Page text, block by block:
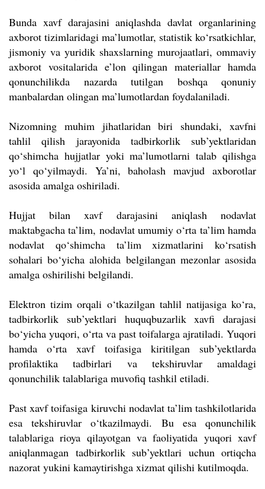
Bunda xavf darajasini aniqlashda davlat organlarining
axborot tizimlaridagi ma’lumotlar, statistik ko‘rsatkichlar,
jismoniy va yuridik shaxslarning murojaatlari, ommaviy
axborot vositalarida e’lon qilingan materiallar hamda
qonunchilikda nazarda tutilgan boshqa qonuniy
manbalardan olingan ma’lumotlardan foydalaniladi.
Nizomning muhim jihatlaridan biri shundaki, xavfni
tahlil qilish jarayonida tadbirkorlik sub’yektlaridan
qo‘shimcha hujjatlar yoki ma’lumotlarni talab qilishga
yo‘l qo‘yilmaydi. Ya’ni, baholash mavjud axborotlar
asosida amalga oshiriladi.
Hujjat bilan xavf darajasini aniqlash nodavlat
maktabgacha ta’lim, nodavlat umumiy o‘rta ta’lim hamda
nodavlat qo‘shimcha ta’lim xizmatlarini ko‘rsatish
sohalari bo‘yicha alohida belgilangan mezonlar asosida
amalga oshirilishi belgilandi.
Elektron tizim orqali o‘tkazilgan tahlil natijasiga ko‘ra,
tadbirkorlik sub’yektlari huquqbuzarlik xavfi darajasi
bo‘yicha yuqori, o‘rta va past toifalarga ajratiladi. Yuqori
hamda o‘rta xavf toifasiga kiritilgan sub’yektlarda
profilaktika tadbirlari va tekshiruvlar amaldagi
qonunchilik talablariga muvofiq tashkil etiladi.
Past xavf toifasiga kiruvchi nodavlat ta’lim tashkilotlarida
esa tekshiruvlar o‘tkazilmaydi. Bu esa qonunchilik
talablariga rioya qilayotgan va faoliyatida yuqori xavf
aniqlanmagan tadbirkorlik sub’yektlari uchun ortiqcha
nazorat yukini kamaytirishga xizmat qilishi kutilmoqda.